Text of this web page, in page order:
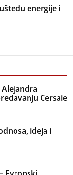
energije i
Cersaie
ideja i
Evropski